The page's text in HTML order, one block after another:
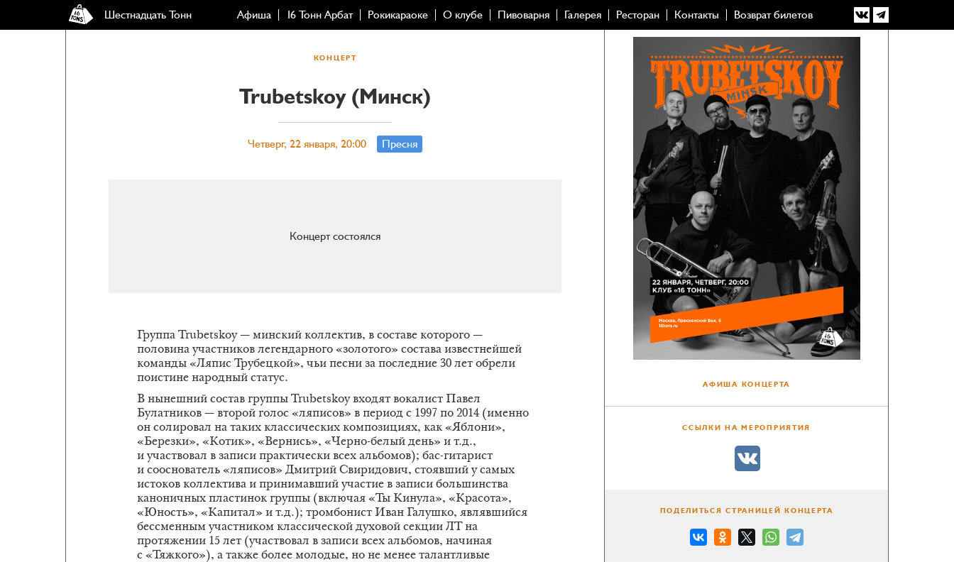
Шестнадцать Тонн Афиша 16 Тонн Арбат Рокикараоке О клубе Пивоварня Галерея Ресторан Контакты Возврат билетов
КОНЦЕРТ
Trubetskoy (Минск)
Четверг, 22 января, 20:00 Пресня
Концерт состоялся
Группа Trubetskoy — минский коллектив, в составе которого —
половина участников легендарного «золотого» состава известнейшей
команды «Ляпис Трубецкой», чьи песни за последние 30 лет обрели
поистине народный статус.
В нынешний состав группы Trubetskoy входят вокалист Павел
Булатников — второй голос «ляписов» в период с 1997 по 2014 (именно
он солировал на таких классических композициях, как «Яблони»,
«Березки», «Котик», «Вернись», «Черно-белый день» и т.д.,
и участвовал в записи практически всех альбомов); бас-гитарист
и сооснователь «ляписов» Дмитрий Свиридович, стоявший у самых
истоков коллектива и принимавший участие в записи большинства
каноничных пластинок группы (включая «Ты Кинула», «Красота»,
«Юность», «Капитал» и т.д.); тромбонист Иван Галушко, являвшийся
бессменным участником классической духовой секции ЛТ на
протяжении 15 лет (участвовал в записи всех альбомов, начиная
с «Тяжкого»), а также более молодые, но не менее талантливые
АФИША КОНЦЕРТА
ССЫЛКИ НА МЕРОПРИЯТИЯ
ПОДЕЛИТЬСЯ СТРАНИЦЕЙ КОНЦЕРТА